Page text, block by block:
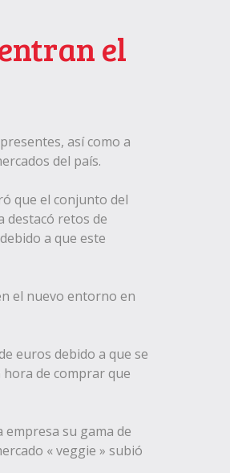
el
así como a
del país.
que el conjunto del
destacó retos de
a que este
el nuevo entorno en
euros debido a que se
hora de comprar que
su gama de
« veggie » subió